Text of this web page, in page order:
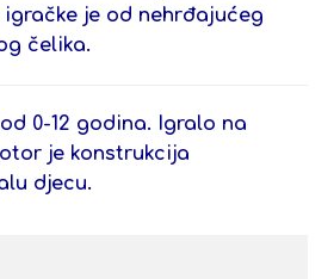
je od nehrđajućeg
čelika.
0-12 godina. Igralo na
je konstrukcija
djecu.